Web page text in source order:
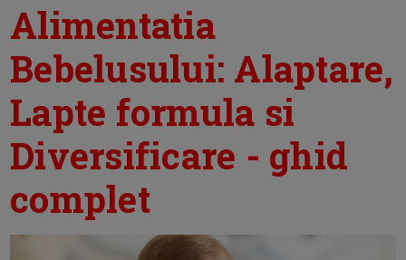
Alimentatia
Bebelusului: Alaptare,
Lapte formula si
Diversificare - ghid
complet